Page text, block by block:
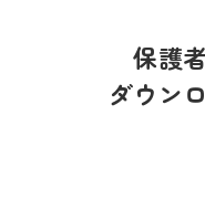
保護
ダウン